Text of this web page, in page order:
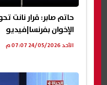
حاتم صابر: قرار
الإخوان بفرنسا|فيديو
الأحد 24/05/2026 07:07 م